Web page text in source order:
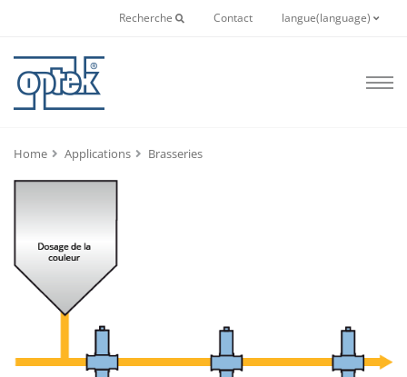
Recherche Contact langue(language)
Home Applications Brasseries